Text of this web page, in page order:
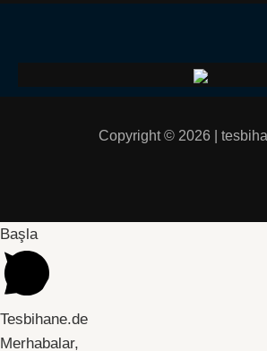
Copyright © 2026 |
Başla
Tesbihane.de
Merhabalar,